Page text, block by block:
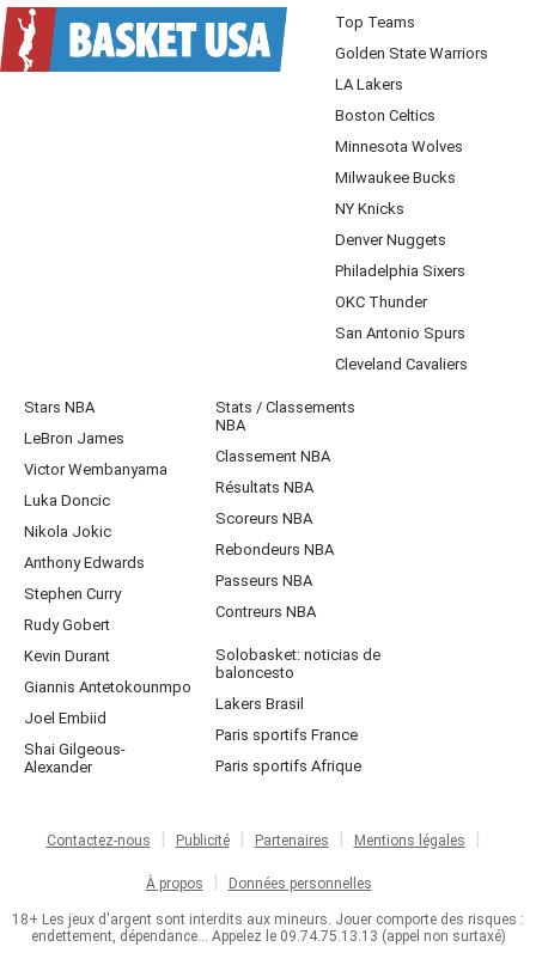
Top Teams
Golden State Warriors
LA Lakers
Boston Celtics
Minnesota Wolves
Milwaukee Bucks
NY Knicks
Denver Nuggets
Philadelphia Sixers
OKC Thunder
San Antonio Spurs
Cleveland Cavaliers
Stars NBA
LeBron James
Victor Wembanyama
Luka Doncic
Nikola Jokic
Anthony Edwards
Stephen Curry
Rudy Gobert
Kevin Durant
Giannis Antetokounmpo
Joel Embiid
Shai Gilgeous-
Alexander
Stats / Classements
NBA
Classement NBA
Résultats NBA
Scoreurs NBA
Rebondeurs NBA
Passeurs NBA
Contreurs NBA
Solobasket: noticias de
baloncesto
Lakers Brasil
Paris sportifs France
Paris sportifs Afrique
Contactez-nous Publicité Partenaires Mentions légales
À propos Données personnelles
18+ Les jeux d'argent sont interdits aux mineurs. Jouer comporte des risques :
endettement, dépendance... Appelez le 09.74.75.13.13 (appel non surtaxé)